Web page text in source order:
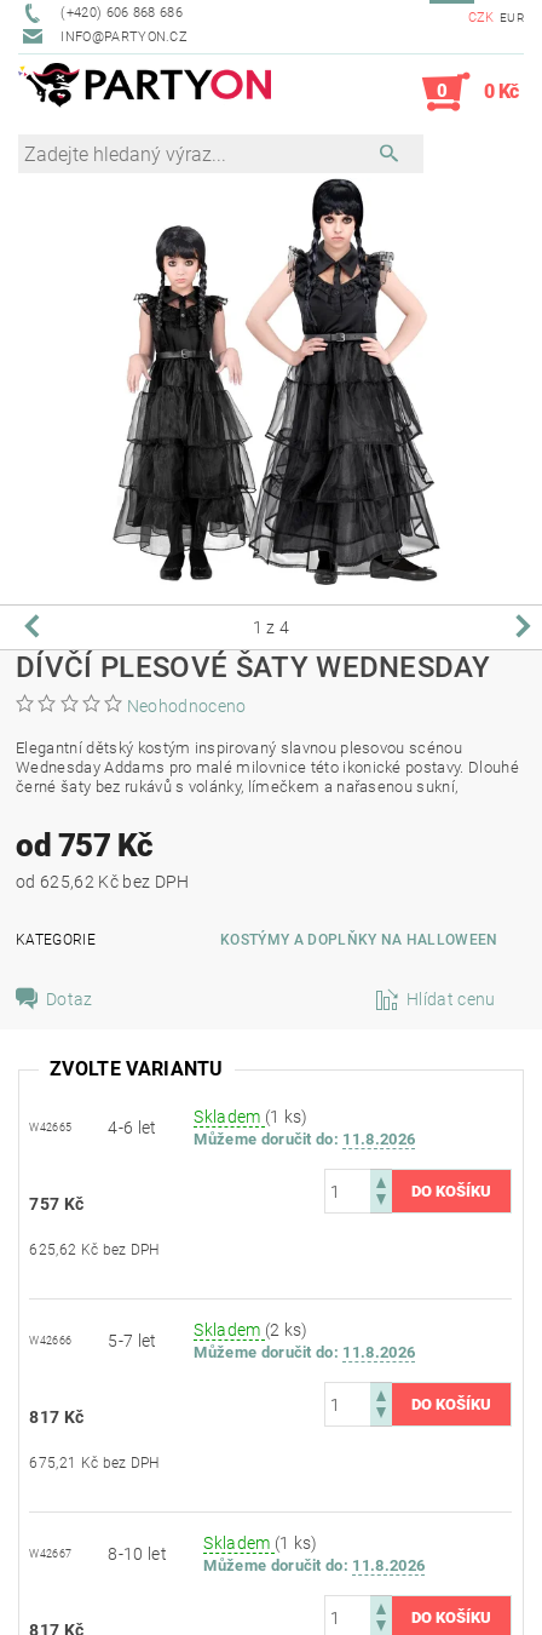
(+420) 606 868 686
INFO@PARTYON.CZ
CZK EUR
0 0 Kč
1 z 4
DÍVČÍ PLESOVÉ ŠATY WEDNESDAY
Neohodnoceno
Elegantní dětský kostým inspirovaný slavnou plesovou scénou
Wednesday Addams pro malé milovnice této ikonické postavy. Dlouhé
černé šaty bez rukávů s volánky, límečkem a nařasenou sukní,
od 757 Kč
od 625,62 Kč bez DPH
KATEGORIE KOSTÝMY A DOPLŇKY NA HALLOWEEN
Dotaz Hlídat cenu
ZVOLTE VARIANTU
W42665 4-6 let
Skladem (1 ks)
Můžeme doručit do: 11.8.2026
757 Kč
625,62 Kč bez DPH
W42666 5-7 let
Skladem (2 ks)
Můžeme doručit do: 11.8.2026
817 Kč
675,21 Kč bez DPH
W42667 8-10 let
Skladem (1 ks)
Můžeme doručit do: 11.8.2026
817 Kč